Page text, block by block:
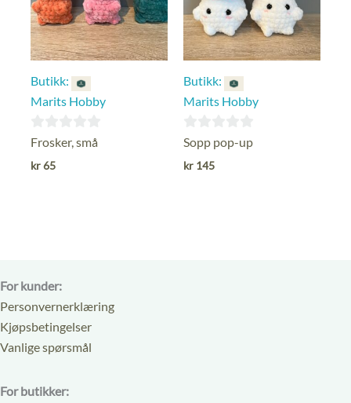
Butikk:
Marits Hobby
0
ut
Frosker, små
kr65
Butikk:
Marits Hobby
0
ut
Sopp pop-up
kr 145
For kunder:
Personvernerklæring
Kjøpsbetingelser
Vanlige spørsmål
For butikker: